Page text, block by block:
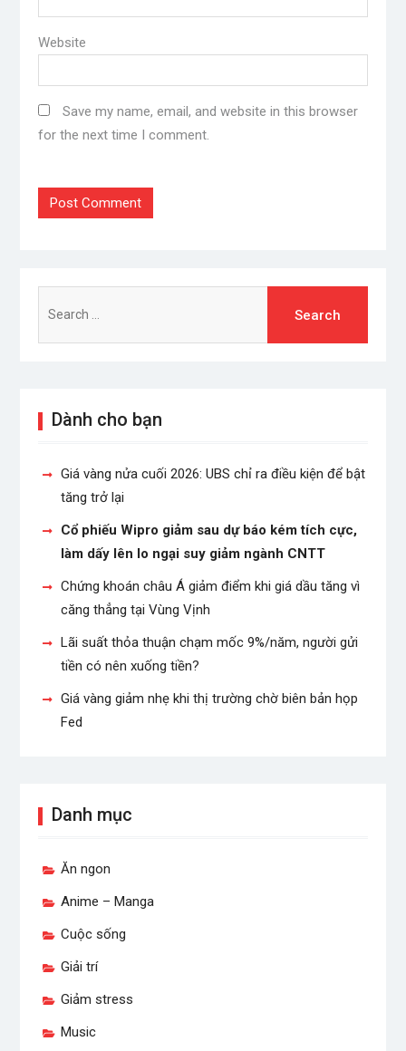
Website
Save my name, email, and website in this browser
for the next time I comment.
for:
Dành cho bạn
Giá vàng nửa cuối 2026: UBS chỉ ra điều kiện để bật
tăng trở lại
Cổ phiếu Wipro giảm sau dự báo kém tích cực,
làm dấy lên lo ngại suy giảm ngành CNTT
Chứng khoán châu Á giảm điểm khi giá dầu tăng vì
căng thẳng tại Vùng Vịnh
Lãi suất thỏa thuận chạm mốc 9%/năm, người gửi
tiền có nên xuống tiền?
Giá vàng giảm nhẹ khi thị trường chờ biên bản họp
Fed
Danh mục
Ăn ngon
Anime – Manga
Cuộc sống
Giải trí
Giảm stress
Music